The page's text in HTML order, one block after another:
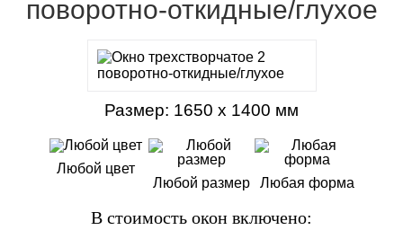
поворотно-откидные/глухое
Размер: 1650 х 1400 мм
Любой цвет
Любой размер
Любая форма
В стоимость окон включено: